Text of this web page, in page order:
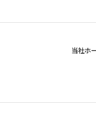
当社ホ